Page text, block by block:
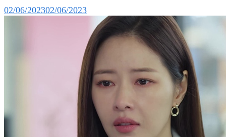
02/06/202302/06/2023